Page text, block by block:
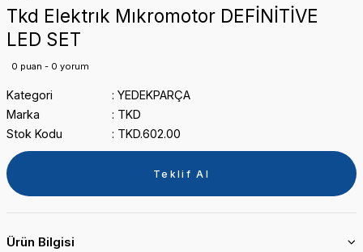
Tkd Elektrık Mıkromotor DEFİNİTİVE
LED SET
0 puan - 0 yorum
Kategori
YEDEKPARÇA
Marka
TKD
Stok Kodu
TKD.602.00
Teklif Al
Ürün Bilgisi